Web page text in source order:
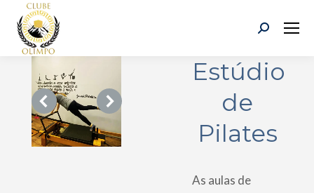
Search:
Estúdio
de
Pilates
As aulas de